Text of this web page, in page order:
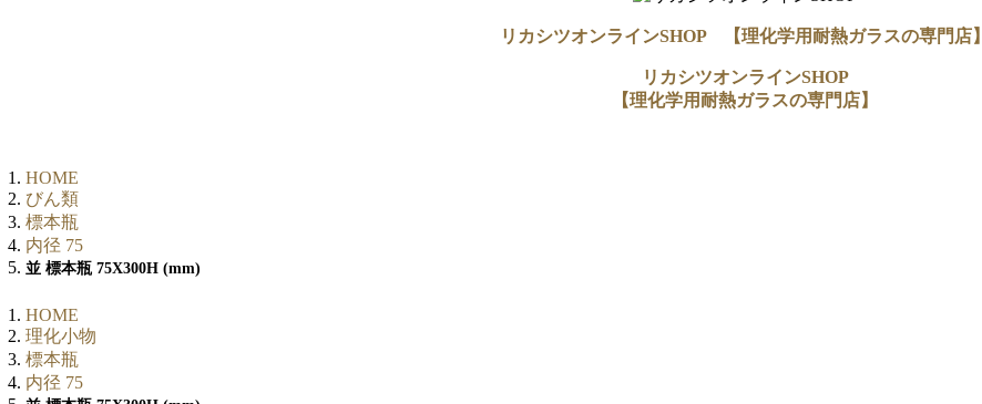
リカシツオンラインSHOP 【理化学用耐熱ガラスの専門店】
リカシツオンラインSHOP
【理化学用耐熱ガラスの専門店】
HOME
びん類
標本瓶
内径 75
並 標本瓶 75X300H (mm)
HOME
理化小物
標本瓶
内径 75